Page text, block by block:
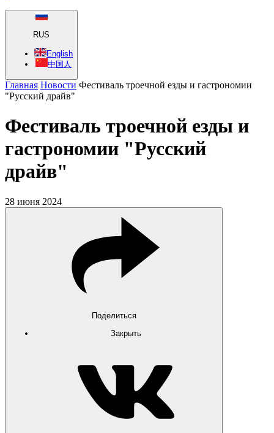
RUS
English
中国人
Главная Новости Фестиваль троечной езды и гастрономии
"Русский драйв"
Фестиваль троечной езды и
гастрономии "Русский
драйв"
28 июня 2024
Поделиться
Закрыть